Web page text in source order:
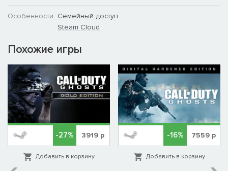
Особенности: Семейный доступ
Steam Cloud
Похожие игры
-27% 3919 р
Добавить в корзину
-16% 7559р
Добавить в корзину